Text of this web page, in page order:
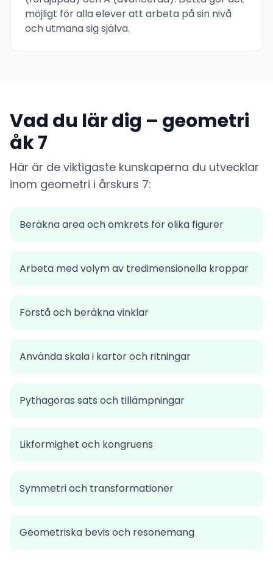
möjligt för alla elever att arbeta på sin nivå
och utmana sig själva.
Vad du lär dig – geometri
åk 7
Här är de viktigaste kunskaperna du utvecklar
inom geometri i årskurs 7:
Beräkna area och omkrets för olika figurer
Arbeta med volym av tredimensionella kroppar
Förstå och beräkna vinklar
Använda skala i kartor och ritningar
Pythagoras sats och tillämpningar
Likformighet och kongruens
Symmetri och transformationer
Geometriska bevis och resonemang